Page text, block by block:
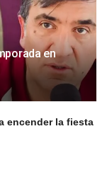
en
encender la fiesta